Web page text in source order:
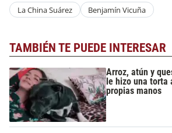
La China Suárez Benjamín Vicuña
TAMBIÉN TE PUEDE INTERESAR
Arroz, atún y
le hizo una torta
propias manos